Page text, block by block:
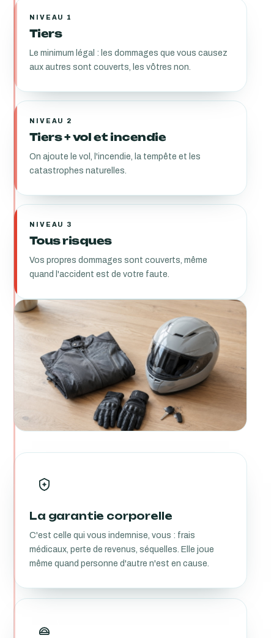
NIVEAU 1
Tiers
Le minimum légal : les dommages que vous causez
aux autres sont couverts, les vôtres non.
NIVEAU 2
Tiers + vol et incendie
On ajoute le vol, l'incendie, la tempête et les
catastrophes naturelles.
NIVEAU 3
Tous risques
Vos propres dommages sont couverts, même
quand l'accident est de votre faute.
La garantie corporelle
C'est celle qui vous indemnise, vous : frais
médicaux, perte de revenus, séquelles. Elle joue
même quand personne d'autre n'est en cause.